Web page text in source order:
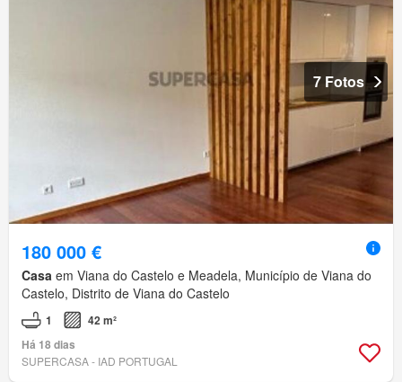
7 Fotos
180 000 €
Casa em Viana do Castelo e Meadela, Município de Viana do
Castelo, Distrito de Viana do Castelo
1
42 m²
Há 18 dias
SUPERCASA - IAD PORTUGAL